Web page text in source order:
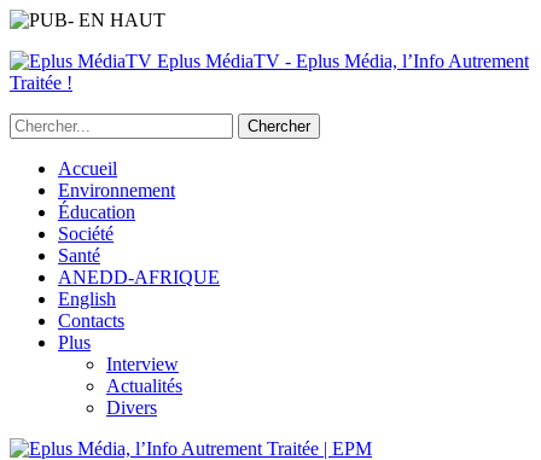
Eplus MédiaTV - Eplus Média, l’Info Autrement
Traitée !
Accueil
Environnement
Éducation
Société
Santé
ANEDD-AFRIQUE
English
Contacts
Plus
Interview
Actualités
Divers